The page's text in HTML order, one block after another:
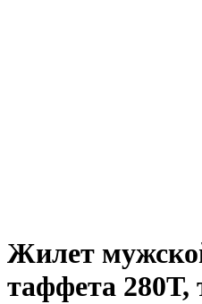
Жилет
таффета 280Т,